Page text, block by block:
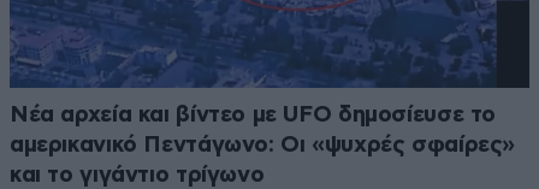
Νέα αρχεία και βίντεο με UFO δημοσίευσε το
αμερικανικό Πεντάγωνο: Οι «ψυχρές σφαίρες»
και το γιγάντιο τρίγωνο